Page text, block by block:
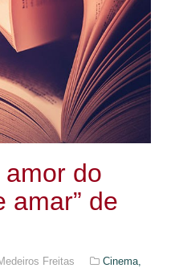
do
amar” de
Freitas
Cinema,